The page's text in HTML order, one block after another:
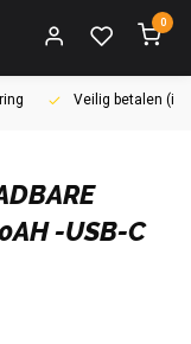
0
Veilig betalen
-USB-C